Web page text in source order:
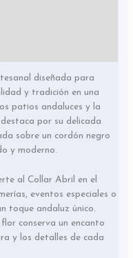
diseñada para
y tradición en una
patios andaluces y la
por su delicada
sobre un cordón negro
y moderno.
al Collar Abril en el
eventos especiales o
toque andaluz único.
conserva un encanto
y los detalles de cada